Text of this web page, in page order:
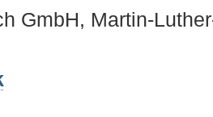
GmbH, Martin-